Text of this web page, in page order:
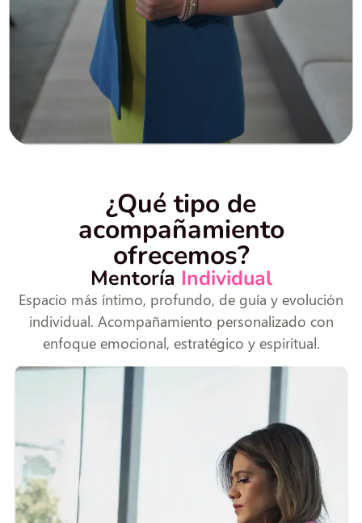
¿Qué tipo de
acompañamiento
ofrecemos?
Mentoría Individual
Espacio más íntimo, profundo, de guía y evolución
individual. Acompañamiento personalizado con
enfoque emocional, estratégico y espiritual.